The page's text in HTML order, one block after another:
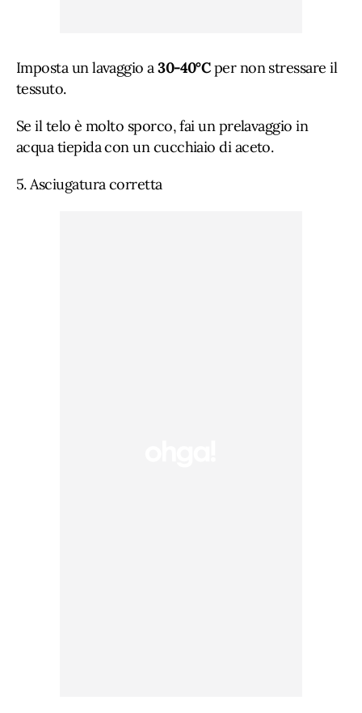
Imposta un lavaggio a30-40°Cper non stressare il
tessuto.
Se il telo è molto sporco, fai un prelavaggio in
acqua tiepida con un cucchiaio di aceto.
5. Asciugatura corretta